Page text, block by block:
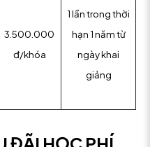
3.500.000
đ/khóa
1 lần trong thời
hạn 1 năm từ
ngày khai
giảng
ĐÃI HỌC PHÍ